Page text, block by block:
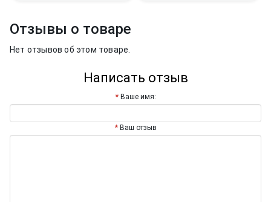
Отзывы о товаре
Нет отзывов об этом товаре.
Написать отзыв
Ваше имя:
Ваш отзыв